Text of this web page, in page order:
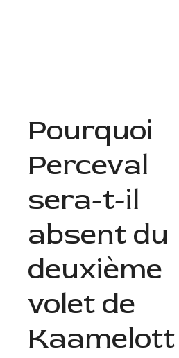
Pourquoi
Perceval
sera-t-il
absent du
deuxième
volet de
Kaamelott